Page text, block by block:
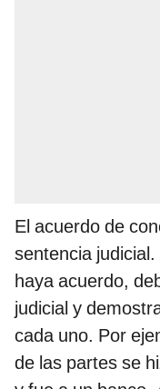
El acuerdo de
sentencia
haya acuerdo,
judicial y
cada uno. Por
de las partes se